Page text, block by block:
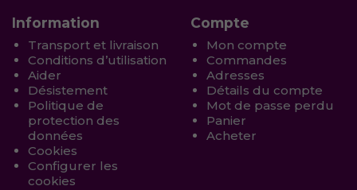
Information
Transport et livraison
Conditions d’utilisation
Aider
Désistement
Politique de
protection des
données
Cookies
Configurer les
cookies
Compte
Mon compte
Commandes
Adresses
Détails du compte
Mot de passe perdu
Panier
Acheter